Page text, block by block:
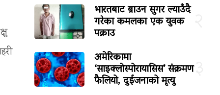
भारतबाट ब्राउन सुगर ल्याउँदै
गरेका कमलका एक युवक
पक्राउ
३
अमेरिकामा
‘साइक्लोस्पोरायासिस’ संक्रमण
फैलियो, दुईजनाको मृत्यु